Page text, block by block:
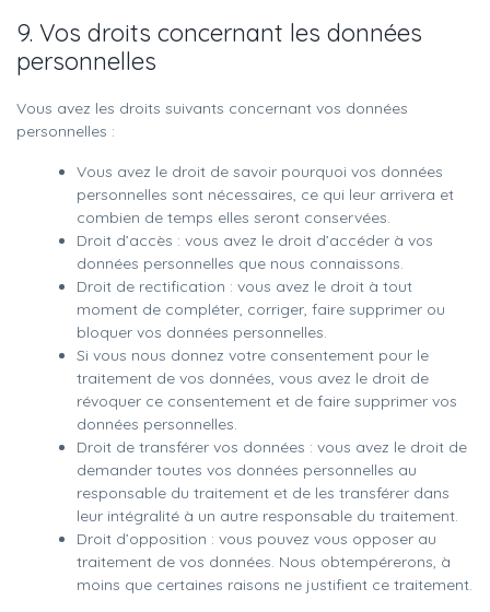
9. Vos droits concernant les données
personnelles
Vous avez les droits suivants concernant vos données
personnelles :
Vous avez le droit de savoir pourquoi vos données
personnelles sont nécessaires, ce qui leur arrivera et
combien de temps elles seront conservées.
Droit d’accès : vous avez le droit d’accéder à vos
données personnelles que nous connaissons.
Droit de rectification : vous avez le droit à tout
moment de compléter, corriger, faire supprimer ou
bloquer vos données personnelles.
Si vous nous donnez votre consentement pour le
traitement de vos données, vous avez le droit de
révoquer ce consentement et de faire supprimer vos
données personnelles.
Droit de transférer vos données : vous avez le droit de
demander toutes vos données personnelles au
responsable du traitement et de les transférer dans
leur intégralité à un autre responsable du traitement.
Droit d’opposition : vous pouvez vous opposer au
traitement de vos données. Nous obtempérerons, à
moins que certaines raisons ne justifient ce traitement.